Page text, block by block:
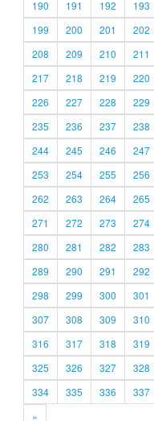
190
191 192 193
199
200 201 202
208
209 210 211
217
218 219 220
226
227 228 229
235
236 237 238
244
245 246 247
253
254 255 256
262
263 264 265
271
272 273 274
280
281 282 283
289
290 291 292
298
299 300 301
307
308 309 310
316
317 318 319
325
326 327 328
334
335 336 337
»